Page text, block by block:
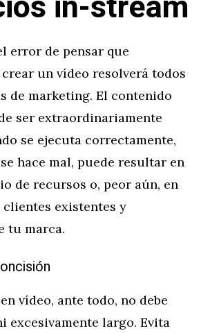
error de pensar que
un vídeo resolverá todos
de marketing. El contenido
ser extraordinariamente
se ejecuta correctamente,
hace mal, puede resultar en
de recursos o, peor aún, en
existentes y
tu marca.
vídeo, ante todo, no debe
excesivamente largo. Evita